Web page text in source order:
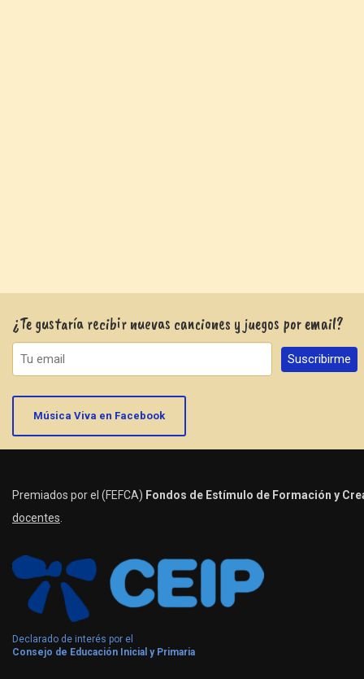
¿Te gustaría recibir nuevas canciones y juegos por email?
Música Viva en Facebook
Premiados por el (FEFCA) Fondos de Estímulo de Formación y
docentes
Declarado de interés por el
Consejo de Educación Inicial y Primaria